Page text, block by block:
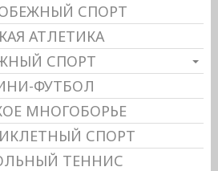
СПОРТ
АТЛЕТИКА
СПОРТ
ФУТБОЛ
МНОГОБОРЬЕ
СПОРТ
ТЕННИС